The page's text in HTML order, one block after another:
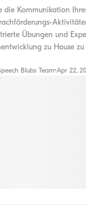
die Kommunikation
Übungen und
zu Hause
Blubs Team•Apr 22,